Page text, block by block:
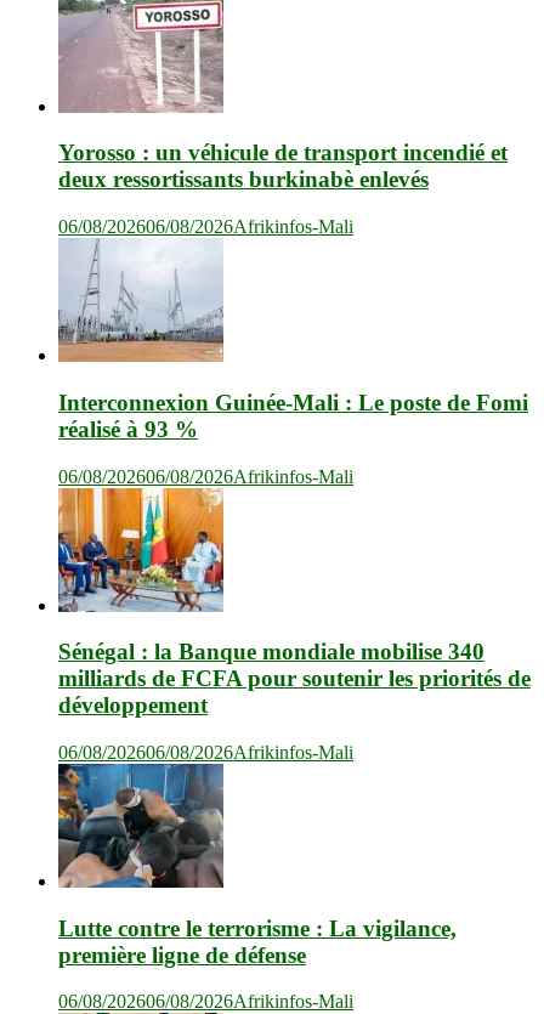
Yorosso : un véhicule de transport incendié et
deux ressortissants burkinabè enlevés
06/08/202606/08/2026Afrikinfos-Mali
Interconnexion Guinée-Mali : Le poste de Fomi
réalisé à 93 %
06/08/202606/08/2026Afrikinfos-Mali
Sénégal : la Banque mondiale mobilise 340
milliards de FCFA pour soutenir les priorités de
développement
06/08/202606/08/2026Afrikinfos-Mali
Lutte contre le terrorisme : La vigilance,
première ligne de défense
06/08/202606/08/2026Afrikinfos-Mali